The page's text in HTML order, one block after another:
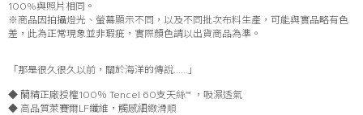
100%與照片相同。
※商品因拍攝燈光、螢幕顯示不同，以及不同批次布料生產，可能與實品略有色
差，此為正常現象並非瑕疵，實際顏色請以出貨商品為準。
「那是很久很久以前，關於海洋的傳說……」
◆ 蘭精正廠授權100％ Tencel 60支天絲™ ，吸濕透氣
◆ 高品質萊賽爾LF纖維，觸感細緻滑順